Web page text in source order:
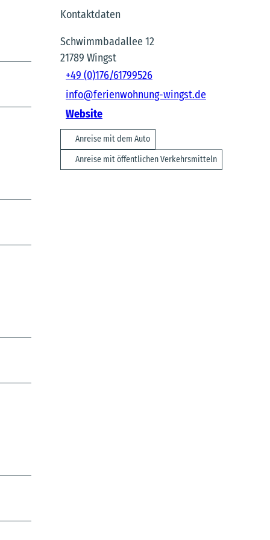
Kontaktdaten
Schwimmbadallee 12
21789 Wingst
+49 (0)176/61799526
info@ferienwohnung-wingst.de
Website
Anreise mit dem Auto
Anreise mit öffentlichen Verkehrsmitteln